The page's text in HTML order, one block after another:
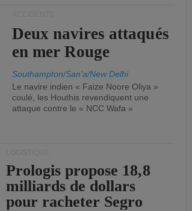
Deux navires attaqués
en mer Rouge
Southampton/San'a/New Delhi
Le navire indien « Faize Noore Oliya »
coulé, les Houthis revendiquent une
attaque contre le « NCC Wafa »
Prologis propose 18,8
milliards de dollars
pour racheter Segro